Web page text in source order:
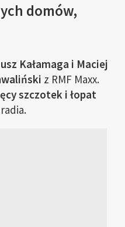
domów,
Kałamaga i Maciej
z RMF Maxx.
szczotek i łopat